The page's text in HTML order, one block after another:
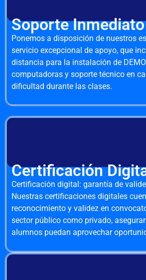
Soporte Inmediato
Ponemos a disposición de nuestros
servicio excepcional de apoyo, que
distancia para la instalación de
computadoras y soporte técnico en
dificultad durante las clases.
Certificación
Certificación digital: garantía de
Nuestras certificaciones digitales
reconocimiento y validez en
sector público como privado,
alumnos puedan aprovechar